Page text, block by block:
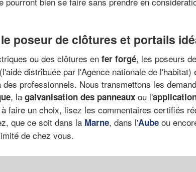
poseur de clôtures et portails
ou des clôtures en fer forgé, les poseurs
distribuée par l'Agence nationale de
professionnels. Nous transmettons les
, la galvanisation des panneaux ou l'
faire un choix, lisez les commentaires certifiés
que ce soit dans la Marne, dans l'Aube ou
de chez vous.